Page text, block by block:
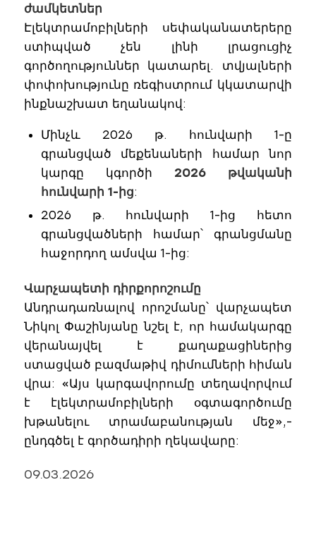
ժամկետներ
Էլեկտրամոբիլների սեփականատերերը
ստիպված չեն լինի լրացուցիչ
գործողություններ կատարել. տվյալների
փոփոխությունը ռեգիստրում կկատարվի
ինքնաշխատ եղանակով:
Մինչև 2026 թ. հունվարի 1-ը
գրանցված մեքենաների համար նոր
կարգը կգործի 2026 թվականի
հունվարի 1-ից:
2026 թ. հունվարի 1-ից հետո
գրանցվածների համար՝ գրանցմանը
հաջորդող ամսվա 1-ից:
Վարչապետի դիրքորոշումը
Անդրադառնալով որոշմանը՝ վարչապետ
Նիկոլ Փաշինյանը նշել է, որ համակարգը
վերանայվել է քաղաքացիներից
ստացված բազմաթիվ դիմումների հիման
վրա: «Այս կարգավորումը տեղավորվում
է էլեկտրամոբիլների օգտագործումը
խթանելու տրամաբանության մեջ»,-
ընդգծել է գործադիրի ղեկավարը:
09.03.2026